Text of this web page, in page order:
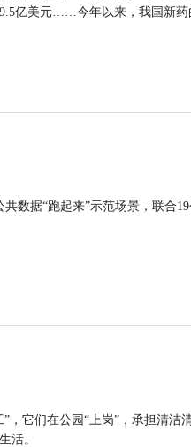
亿美元……今年以来，我国新药
数据“跑起来”示范场景，联合
，它们在公园“上岗”，承担清洁
活。